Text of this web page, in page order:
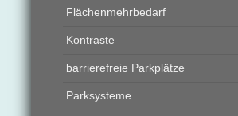
Flächenmehrbedarf
Kontraste
barrierefreie Parkplätze
Parksysteme